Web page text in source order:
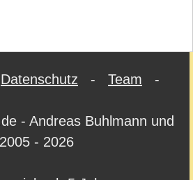
Datenschutz - Team -
- Andreas Buhlmann und
- 2026